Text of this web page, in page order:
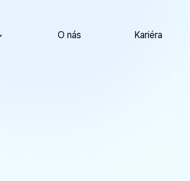
O nás Kariéra